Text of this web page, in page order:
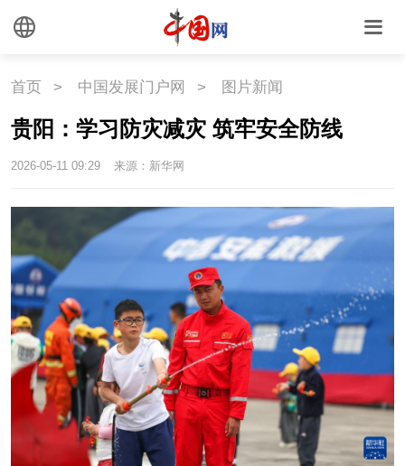
文化
中国瓷
国情
国情 助残 一带一路
海洋 草原 湾区
联盟 心理 老年
首页 > 中国发展门户网 > 图片新闻
贵阳：学习防灾减灾 筑牢安全防线
2026-05-11 09:29 来源：新华网